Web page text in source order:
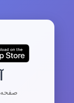
صفحه 1 از 343 | مجموع 3426 آرشیو